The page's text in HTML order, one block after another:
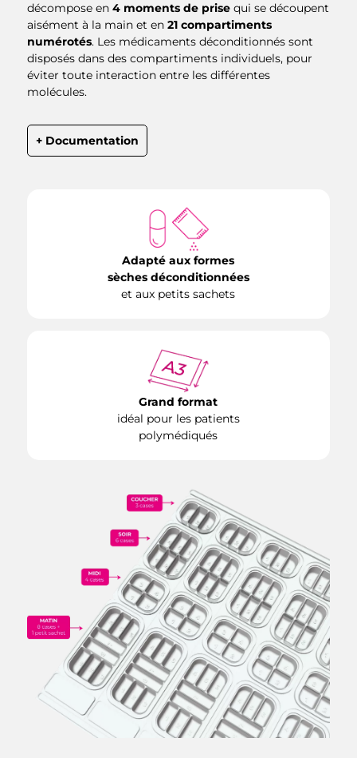
décompose en 4 moments de prisequi se découpent
aisément à la main et en 21 compartiments
numérotés. Les médicaments déconditionnés sont
disposés dans des compartiments individuels, pour
éviter toute interaction entre les différentes
molécules.
+ Documentation
Adapté aux formes
sèches déconditionnées
et aux petits sachets
Grand format
idéal pour les patients
polymédiqués